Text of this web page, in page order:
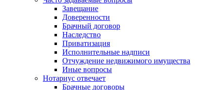
Завещание
Доверенности
Брачный договор
Наследство
Приватизация
Исполнительные надписи
Отчуждение недвижимого имущества
Иные вопросы
Нотариус отвечает
Брачные договоры